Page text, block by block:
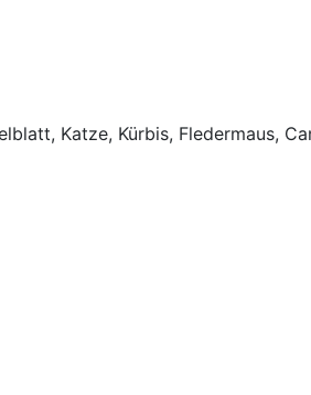
Katze, Kürbis, Fledermaus,